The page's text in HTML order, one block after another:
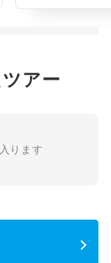
アー
ります